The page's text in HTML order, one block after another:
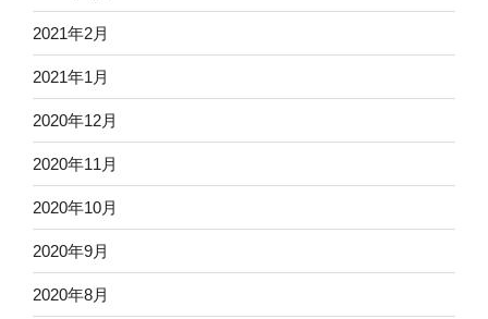
2021年2月
2021年1月
2020年12月
2020年11月
2020年10月
2020年9月
2020年8月